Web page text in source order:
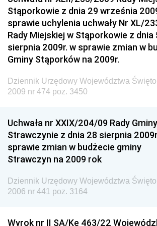
Rzeczypospolitej Polskiej
Dziennik Urzędowy Generalnej
Krajowych i Autostrad
Dziennik Urzędowy Ministra
Dziennik Urzędowy Ministra Edukacji
Dziennik Urzędowy Ministra
Dziennik Urzędowy Ministra
Dziennik Urzędowy Ministra do Spraw
Dziennik Urzędowy Agencji Wywiadu
Stąporkowie z dnia 29 września
sprawie uchylenia uchwały Nr XL/
Rady Miejskiej w Stąporkowie z dnia
sierpnia 2009r. w sprawie zmian w
Gminy Stąporków na 2009r.
Dziennik Urzędowy Województwa
2009 nr 474 poz. 3450
Uchwała nr XXIX/204/09 Rady
Strawczynie z dnia 28 sierpnia
sprawie zmian w budżecie gminy
Strawczyn na 2009 rok
Dziennik Urzędowy Województwa
2006 nr 441 poz. 3164
Wyrok nr II SA/Ke 463/22